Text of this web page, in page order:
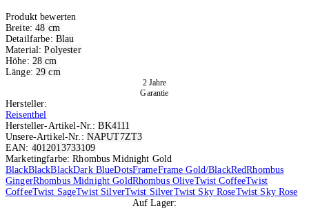
Produkt bewerten
Breite:48 cm
Detailfarbe: Blau
Material:Polyester
Höhe: 28 cm
Länge: 29 cm
2 Jahre
Garantie
Hersteller:
Reisenthel
Hersteller-Artikel-Nr.:BK4111
Unsere-Artikel-Nr.: NAPUT7ZT3
EAN: 4012013733109
Marketingfarbe: Rhombus Midnight Gold
BlackBlackBlackDark BlueDotsFrameFrame Gold/BlackRedRhombus
GingerRhombus Midnight GoldRhombus OliveTwist CoffeeTwist
CoffeeTwist SageTwist SilverTwist SilverTwist Sky RoseTwist Sky Rose
Auf Lager: